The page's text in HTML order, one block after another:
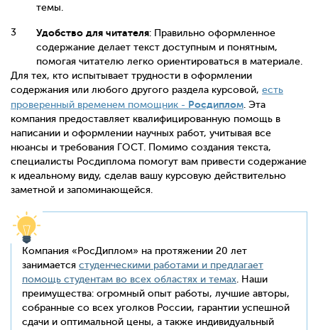
темы.
Удобство для читателя: Правильно оформленное
содержание делает текст доступным и понятным,
помогая читателю легко ориентироваться в материале.
Для тех, кто испытывает трудности в оформлении
содержания или любого другого раздела курсовой, есть
проверенный временем помощник - Росдиплом. Эта
компания предоставляет квалифицированную помощь в
написании и оформлении научных работ, учитывая все
нюансы и требования ГОСТ. Помимо создания текста,
специалисты Росдиплома помогут вам привести содержание
к идеальному виду, сделав вашу курсовую действительно
заметной и запоминающейся.
Компания «РосДиплом» на протяжении 20 лет
занимается студенческими работами и предлагает
помощь студентам во всех областях и темах. Наши
преимущества: огромный опыт работы, лучшие авторы,
собранные со всех уголков России, гарантии успешной
сдачи и оптимальной цены, а также индивидуальный